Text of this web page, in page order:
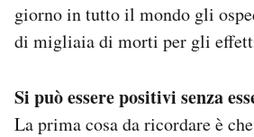
giorno in tutto il mondo gli
di migliaia di morti per gli
Si può essere positivi senza
La prima cosa da ricordare è